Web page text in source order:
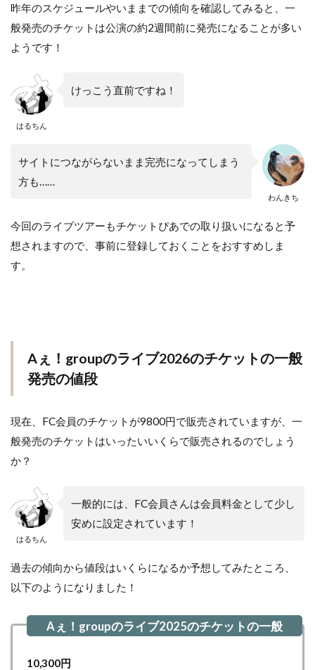
昨年のスケジュールやいままでの傾向を確認してみると、一
般発売のチケットは公演の約2週間前に発売になることが多い
ようです！
はるちん
けっこう直前ですね！
わんきち
サイトにつながらないまま完売になってしまう
方も……
今回のライブツアーもチケットぴあでの取り扱いになると予
想されますので、事前に登録しておくことをおすすめしま
す。
Aぇ！groupのライブ2026のチケットの一般
発売の値段
現在、FC会員のチケットが9800円で販売されていますが、一
般発売のチケットはいったいいくらで販売されるのでしょう
か？
はるちん
一般的には、FC会員さんは会員料金として少し
安めに設定されています！
過去の傾向から値段はいくらになるか予想してみたところ、
以下のようになりました！
10,300円